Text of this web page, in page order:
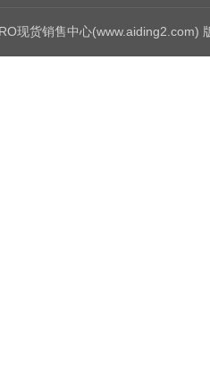
现货销售中心(www.aiding2.com)